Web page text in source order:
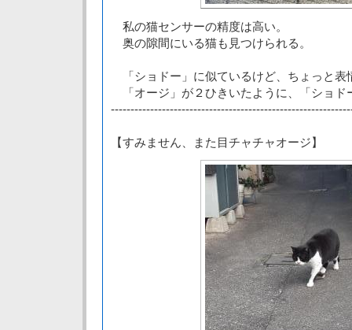
私の猫センサーの精度は高い。
奥の隙間にいる猫も見つけられる。
「ショドー」に似ているけど、ちょっと表
「オージ」が２ひきいたように、「ショド
【すみません、また目チャチャオージ】